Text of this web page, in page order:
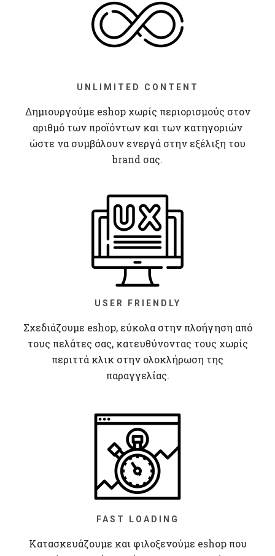
UNLIMITED CONTENT
Δημιουργούμε eshop χωρίς περιορισμούς στον
αριθμό των προϊόντων και των κατηγοριών
ώστε να συμβάλουν ενεργά στην εξέλιξη του
brand σας.
USER FRIENDLY
Σχεδιάζουμε eshop, εύκολα στην πλοήγηση από
τους πελάτες σας, κατευθύνοντας τους χωρίς
περιττά κλικ στην ολοκλήρωση της
παραγγελίας.
FAST LOADING
Κατασκευάζουμε και φιλοξενούμε eshop που